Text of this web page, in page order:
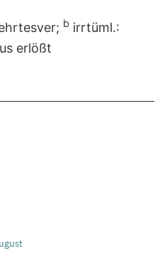
birrtüml.:
erlößt